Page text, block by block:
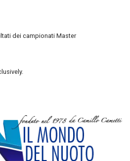
dei campionati Master